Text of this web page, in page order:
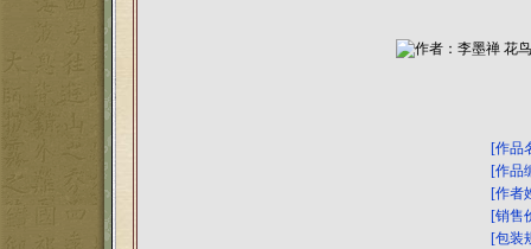
[作品
[作品
[作者
[销售
[包装